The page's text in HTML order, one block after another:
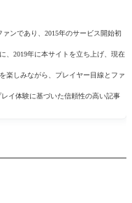
ァンであり、2015年のサービス開始初
、2019年に本サイトを立ち上げ、現在
楽しみながら、プレイヤー目線とファ
イ体験に基づいた信頼性の高い記事